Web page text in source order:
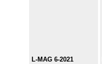
L-MAG 6-2021